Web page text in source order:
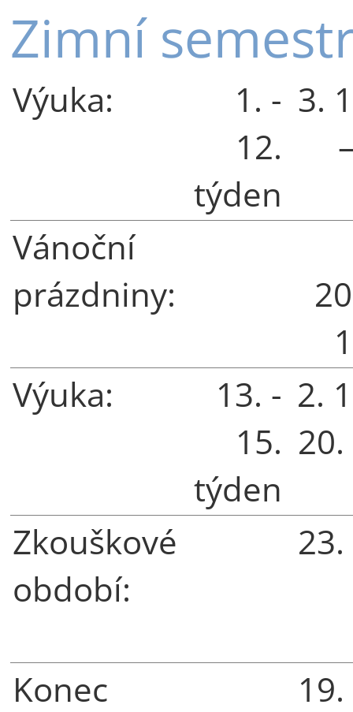
Zimní
Výuka:
1. -
12.
týden
3.
Vánoční
prázdniny:
Výuka:
13. -
15.
týden
2.
Zkouškové
období:
Konec